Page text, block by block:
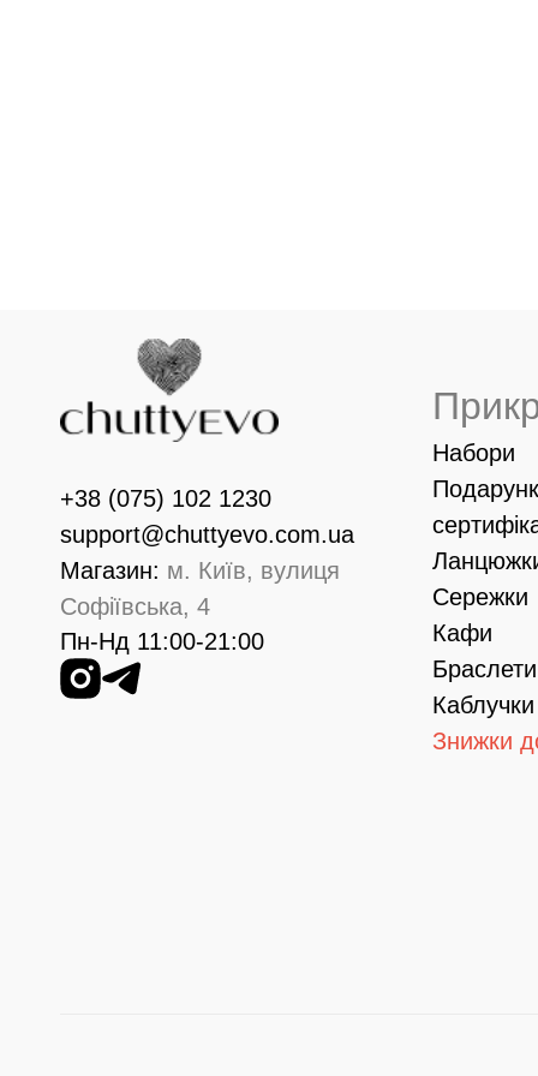
+38 (075) 102 1230
support@chuttyevo.com.ua
Магазин: м. Київ, вулиця
Софіївська, 4
Пн-Нд 11:00-21:00
Набори
Сережки
Кафи
Браслети
Каблучки
Знижки